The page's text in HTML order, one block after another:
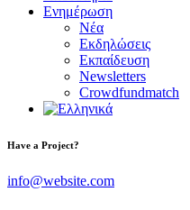
Ενημέρωση
Νέα
Εκδηλώσεις
Εκπαίδευση
Newsletters
Crowdfundmatch
facebook-
linkedin
twitter-
Have a Project?
info@website.com